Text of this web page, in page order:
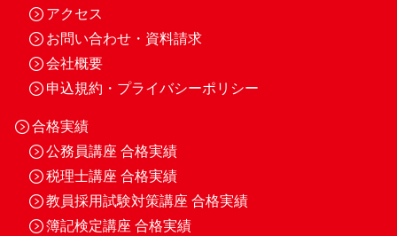
アクセス
お問い合わせ・資料請求
会社概要
申込規約・プライバシーポリシー
合格実績
公務員講座 合格実績
税理士講座 合格実績
教員採用試験対策講座 合格実績
簿記検定講座 合格実績